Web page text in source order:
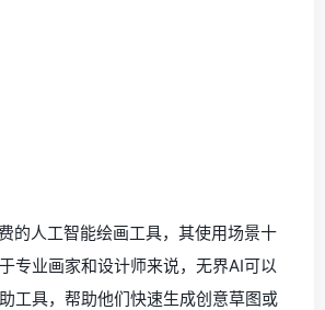
的人工智能绘画工具，其使用场景十
专业画家和设计师来说，无界AI可以
工具，帮助他们快速生成创意草图或